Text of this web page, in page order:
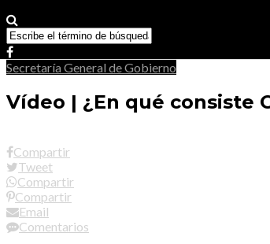
Secretaría General de Gobierno
Vídeo | ¿En qué consiste
Compartir
Tweet
Compartir
Compartir
Email
Comentarios